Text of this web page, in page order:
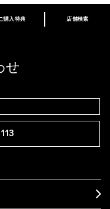
ヤリティ プログ
購入特典 店舗検索
せ